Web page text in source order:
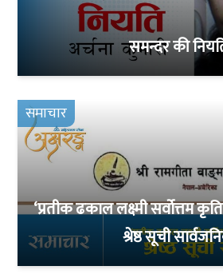
समन्दर की
समाचार
‘प्रतीक ढकाल लक्ष्मी सर्वोत्तम
श्रेष्ठ सूची